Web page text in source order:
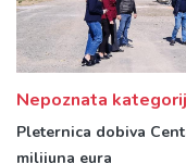
Nepoznata
Pleternica dobiva
milijuna eura